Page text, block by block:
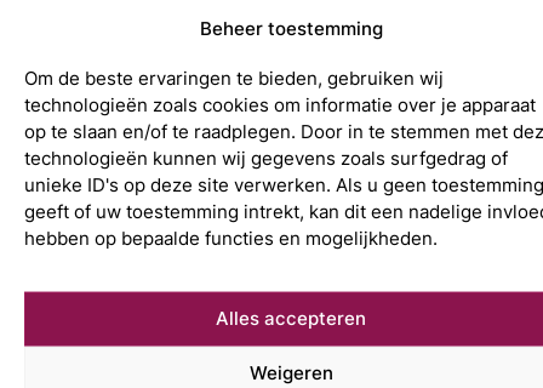
Beheer toestemming
Om de beste ervaringen te bieden, gebruiken wij
technologieën zoals cookies om informatie over je apparaat
op te slaan en/of te raadplegen. Door in te stemmen met
technologieën kunnen wij gegevens zoals surfgedrag of
unieke ID's op deze site verwerken. Als u geen toestemming
geeft of uw toestemming intrekt, kan dit een nadelige
hebben op bepaalde functies en mogelijkheden.
Alles accepteren
Weigeren